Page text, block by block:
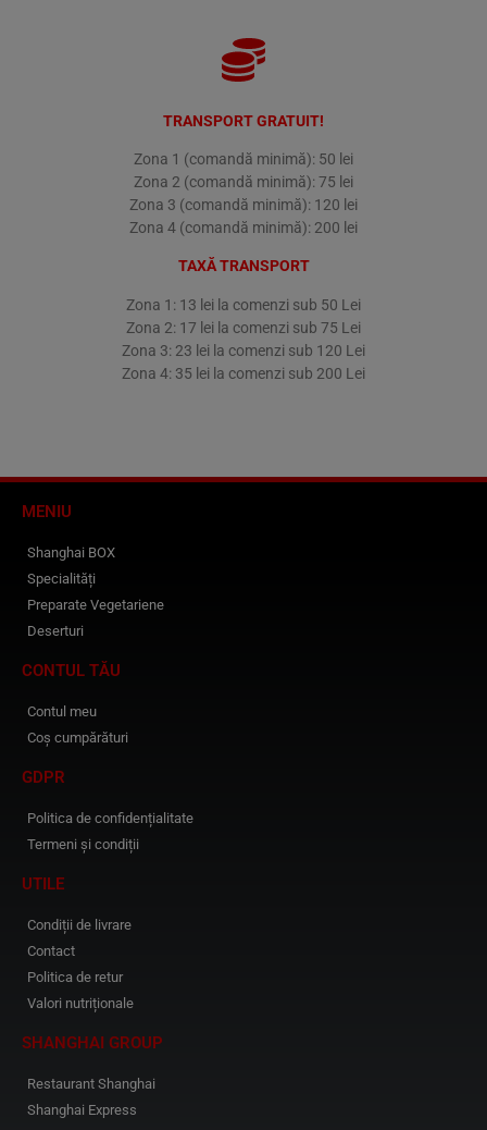
TRANSPORT GRATUIT!
Zona 1 (comandă minimă): 50 lei
Zona 2 (comandă minimă): 75 lei
Zona 3 (comandă minimă): 120 lei
Zona 4 (comandă minimă): 200 lei
TAXĂ TRANSPORT
Zona 1: 13 lei la comenzi sub 50 Lei
Zona 2: 17 lei la comenzi sub 75 Lei
Zona 3: 23 lei la comenzi sub 120 Lei
Zona 4: 35 lei la comenzi sub 200 Lei
MENIU
Shanghai BOX
Specialități
Preparate Vegetariene
Deserturi
CONTUL TĂU
Contul meu
Coș cumpărături
GDPR
Politica de confidențialitate
Termeni și condiții
UTILE
Condiții de livrare
Contact
Politica de retur
Valori nutriționale
SHANGHAI GROUP
Restaurant Shanghai
Shanghai Express